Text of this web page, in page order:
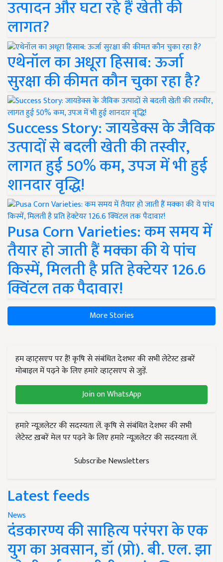
उत्पादन और घटा रहे हैं खेती की
लागत?
एथेनॉल का अधूरा हिसाब: ऊर्जा
सुरक्षा की कीमत कौन चुका रहा है?
Success Story: जायडेक्स के जैविक
उत्पादों से बदली खेती की तस्वीर,
लागत हुई 50% कम, उपज में भी हुई
शानदार वृद्धि!
Pusa Corn Varieties: कम समय में
तैयार हो जाती हैं मक्का की ये पांच
किस्में, मिलती है प्रति हेक्टेयर 126.6
क्विंटल तक पैदावार!
More Stories
हम व्हाट्सएप पर हैं! कृषि से संबंधित देशभर की सभी लेटेस्ट ख़बरें
मोबाइल में पढ़ने के लिए हमारे व्हाट्सएप से जुड़ें.
Join on WhatsApp
हमारे न्यूज़लेटर की सदस्यता लें. कृषि से संबंधित देशभर की सभी
लेटेस्ट ख़बरें मेल पर पढ़ने के लिए हमारे न्यूज़लेटर की सदस्यता लें.
Subscribe Newsletters
Latest feeds
News
दंडकारण्य की साहित्य परंपरा के एक
युग का अवसान, डॉ (प्रो). बी. एल. झा